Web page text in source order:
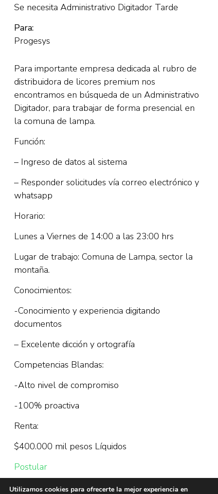
Se necesita Administrativo Digitador Tarde
Para:
Progesys
Para importante empresa dedicada al rubro de
distribuidora de licores premium nos
encontramos en búsqueda de un Administrativo
Digitador, para trabajar de forma presencial en
la comuna de lampa.
Función:
– Ingreso de datos al sistema
– Responder solicitudes vía correo electrónico y
whatsapp
Horario:
Lunes a Viernes de 14:00 a las 23:00 hrs
Lugar de trabajo: Comuna de Lampa, sector la
montaña.
Conocimientos:
-Conocimiento y experiencia digitando
documentos
– Excelente dicción y ortografía
Competencias Blandas:
-Alto nivel de compromiso
-100% proactiva
Renta:
$400.000 mil pesos Líquidos
Postular
Utilizamos cookies para ofrecerte la mejor experiencia en